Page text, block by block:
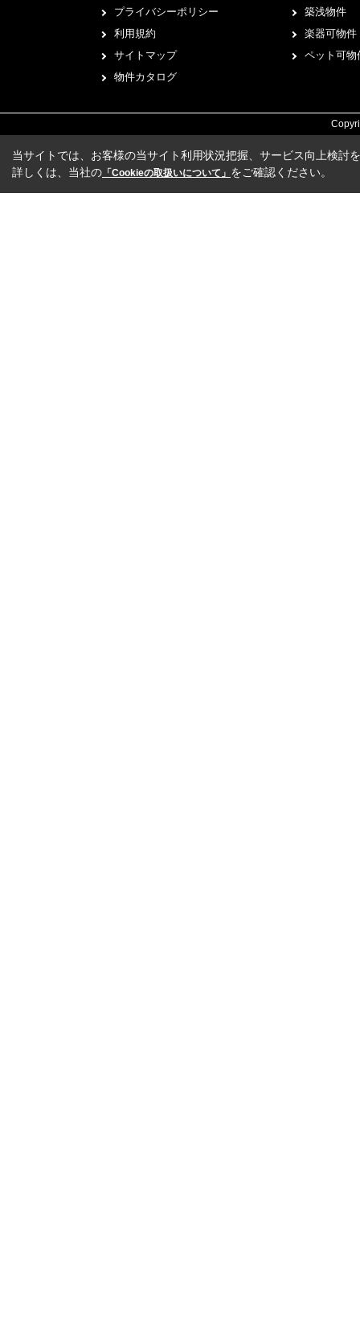
プライバシーポリシー
利用規約
サイトマップ
物件カタログ
築浅物件
楽器可物件
ペット可物
当サイトでは、お客様の当サイト利用状況把握、サービス向上検討
詳しくは、当社の 「Cookieの取扱いについて」 をご確認ください。